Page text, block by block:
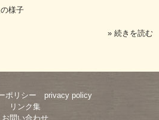
様子
» 続きを読む
ポリシー privacy policy
リンク集
お問い合わせ